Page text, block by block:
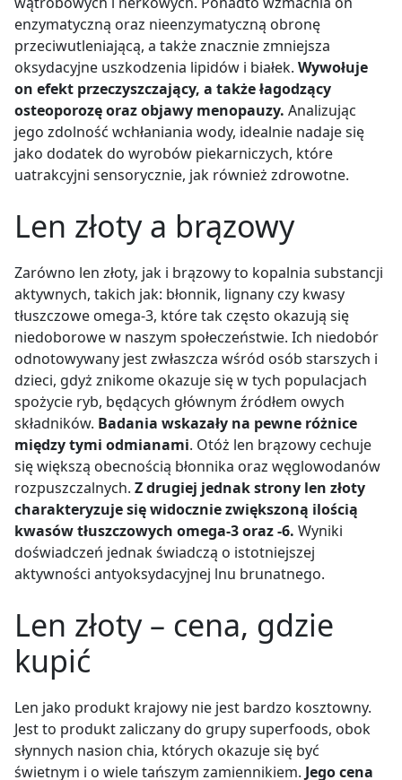
enzymatyczną oraz nieenzymatyczną obronę
przeciwutleniającą, a także znacznie zmniejsza
oksydacyjne uszkodzenia lipidów i białek. Wywołuje
on efekt przeczyszczający, a także łagodzący
osteoporozę oraz objawy menopauzy. Analizując
jego zdolność wchłaniania wody, idealnie nadaje się
jako dodatek do wyrobów piekarniczych, które
uatrakcyjni sensorycznie, jak również zdrowotne.
Len złoty a brązowy
Zarówno len złoty, jak i brązowy to kopalnia substancji
aktywnych, takich jak: błonnik, lignany czy kwasy
tłuszczowe omega-3, które tak często okazują się
niedoborowe w naszym społeczeństwie. Ich niedobór
odnotowywany jest zwłaszcza wśród osób starszych i
dzieci, gdyż znikome okazuje się w tych populacjach
spożycie ryb, będących głównym źródłem owych
składników. Badania wskazały na pewne różnice
między tymi odmianami. Otóż len brązowy cechuje
się większą obecnością błonnika oraz węglowodanów
rozpuszczalnych. Z drugiej jednak strony len złoty
charakteryzuje się widocznie zwiększoną ilością
kwasów tłuszczowych omega-3 oraz -6. Wyniki
doświadczeń jednak świadczą o istotniejszej
aktywności antyoksydacyjnej lnu brunatnego.
Len złoty – cena, gdzie
kupić
Len jako produkt krajowy nie jest bardzo kosztowny.
Jest to produkt zaliczany do grupy superfoods, obok
słynnych nasion chia, których okazuje się być
świetnym i o wiele tańszym zamiennikiem. Jego cena